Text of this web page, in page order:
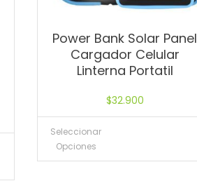
Power Bank Solar Panel
Cargador Celular
Linterna Portatil
$32.900
Seleccionar
Opciones